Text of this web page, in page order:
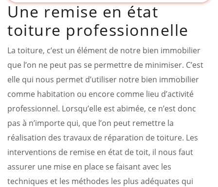
Une remise en état
toiture professionnelle
La toiture, c’est un élément de notre bien immobilier
que l’on ne peut pas se permettre de minimiser. C’est
elle qui nous permet d’utiliser notre bien immobilier
comme habitation ou encore comme lieu d’activité
professionnel. Lorsqu’elle est abimée, ce n’est donc
pas à n’importe qui, que l’on peut remettre la
réalisation des travaux de réparation de toiture. Les
interventions de remise en état de toit, il nous faut
assurer une mise en place se faisant avec les
techniques et les méthodes les plus adéquates qui